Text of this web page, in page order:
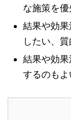
な施策を優
結果や効
したい、
結果や効
するのもよ